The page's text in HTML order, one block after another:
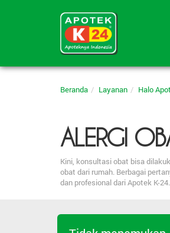
Beranda Layanan Halo
ALERGI
Kini, konsultasi obat bisa
obat dari rumah. Berbagai
dan profesional dari Apotek K-